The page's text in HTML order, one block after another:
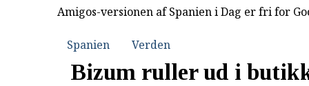
Amigos-versionen af Spanien i Dag er fri for
Spanien Verden
Bizum ruller ud i